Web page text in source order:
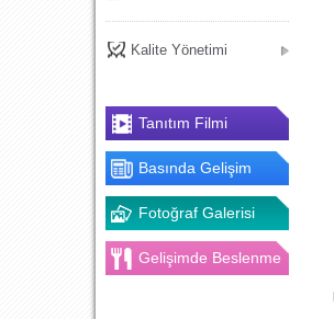
Kalite Yönetimi
Tanıtım Filmi
Basında Gelişim
Fotoğraf Galerisi
Gelişimde Beslenme